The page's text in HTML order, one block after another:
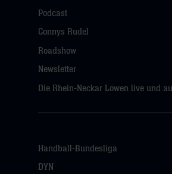
Podcast
Connys Rudel
Roadshow
Newsletter
Die Rhein-Neckar Löwen live und
Handball-Bundesliga
DYN